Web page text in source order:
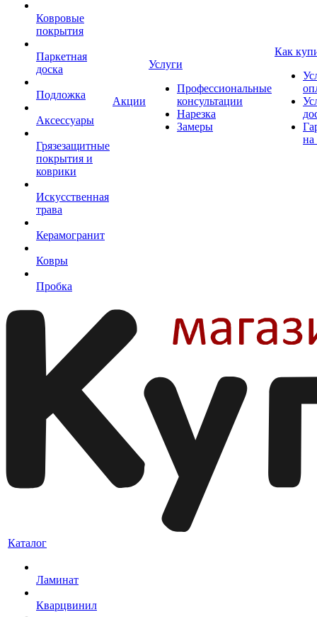
Ковровые
покрытия
Паркетная
доска
Подложка
Аксессуары
Грязезащитные
покрытия и
коврики
Искусственная
трава
Керамогранит
Ковры
Пробка
Акции
Услуги
Профессиональные
консультации
Нарезка
Замеры
Как
на
Каталог
Ламинат
Кварцвинил